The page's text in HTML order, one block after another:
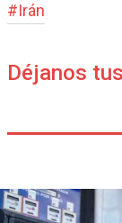
#Irán
Déjanos